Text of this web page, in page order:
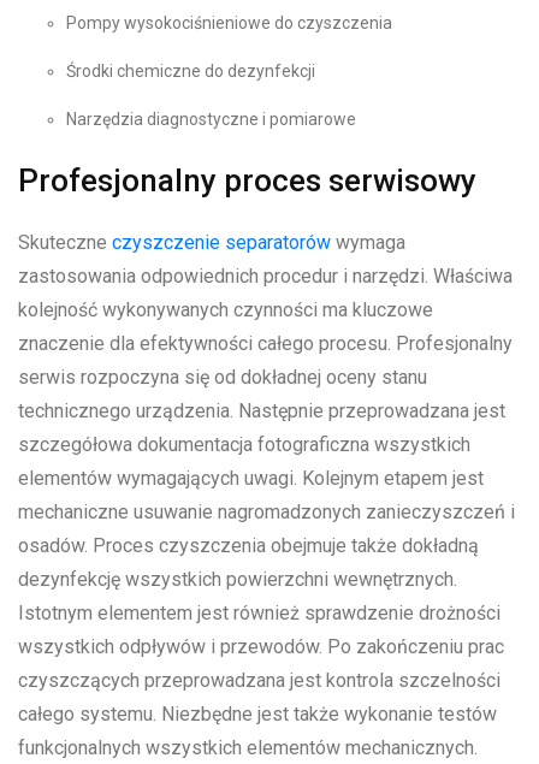
Pompy wysokociśnieniowe do czyszczenia
Środki chemiczne do dezynfekcji
Narzędzia diagnostyczne i pomiarowe
Profesjonalny proces serwisowy
Skuteczne czyszczenie separatorów wymaga
zastosowania odpowiednich procedur i narzędzi. Właściwa
kolejność wykonywanych czynności ma kluczowe
znaczenie dla efektywności całego procesu. Profesjonalny
serwis rozpoczyna się od dokładnej oceny stanu
technicznego urządzenia. Następnie przeprowadzana jest
szczegółowa dokumentacja fotograficzna wszystkich
elementów wymagających uwagi. Kolejnym etapem jest
mechaniczne usuwanie nagromadzonych zanieczyszczeń i
osadów. Proces czyszczenia obejmuje także dokładną
dezynfekcję wszystkich powierzchni wewnętrznych.
Istotnym elementem jest również sprawdzenie drożności
wszystkich odpływów i przewodów. Po zakończeniu prac
czyszczących przeprowadzana jest kontrola szczelności
całego systemu. Niezbędne jest także wykonanie testów
funkcjonalnych wszystkich elementów mechanicznych.